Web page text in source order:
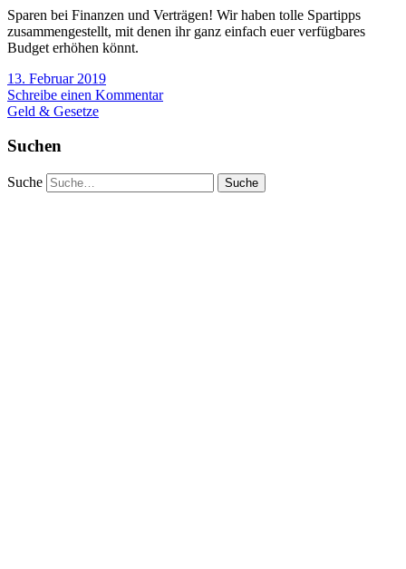
Sparen bei Finanzen und Verträgen! Wir haben tolle Spartipps
zusammengestellt, mit denen ihr ganz einfach euer verfügbares
Budget erhöhen könnt.
13. Februar 2019
Schreibe einen Kommentar
Geld & Gesetze
Suchen
Suche